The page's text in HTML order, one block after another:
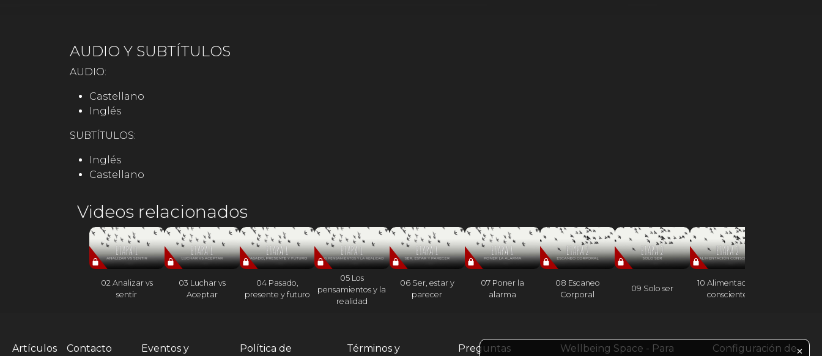
AUDIO Y SUBTÍTULOS
AUDIO:
Castellano
Inglés
SUBTÍTULOS:
Inglés
Castellano
Videos relacionados
02 Analizar vs
sentir
03 Luchar vs
Aceptar
04 Pasado,
presente y futuro
05 Los
pensamientos y la
realidad
06 Ser, estar y
parecer
07 Poner la
alarma
08 Escaneo
Corporal
09 Solo ser
10 Alimentación
consciente
Artículos Contacto Eventos y Política de Términos y Preguntas Wellbeing Space - Para Configuración de✕